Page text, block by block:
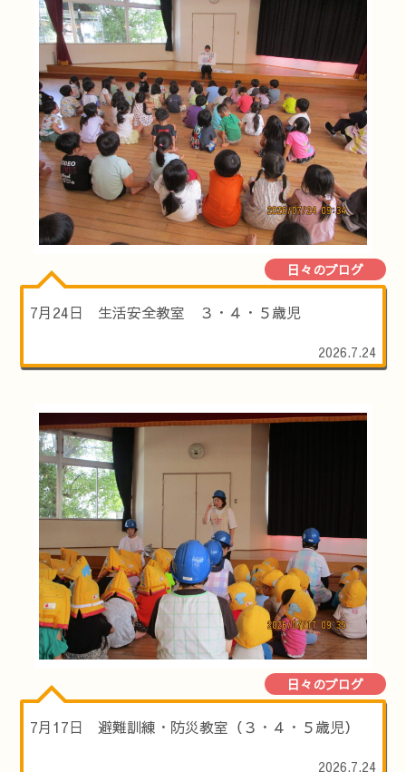
日々のブログ
7月24日 生活安全教室 ３・４・５歳児
2026.7.24
日々のブログ
7月17日 避難訓練・防災教室（３・４・５歳児）
2026.7.24